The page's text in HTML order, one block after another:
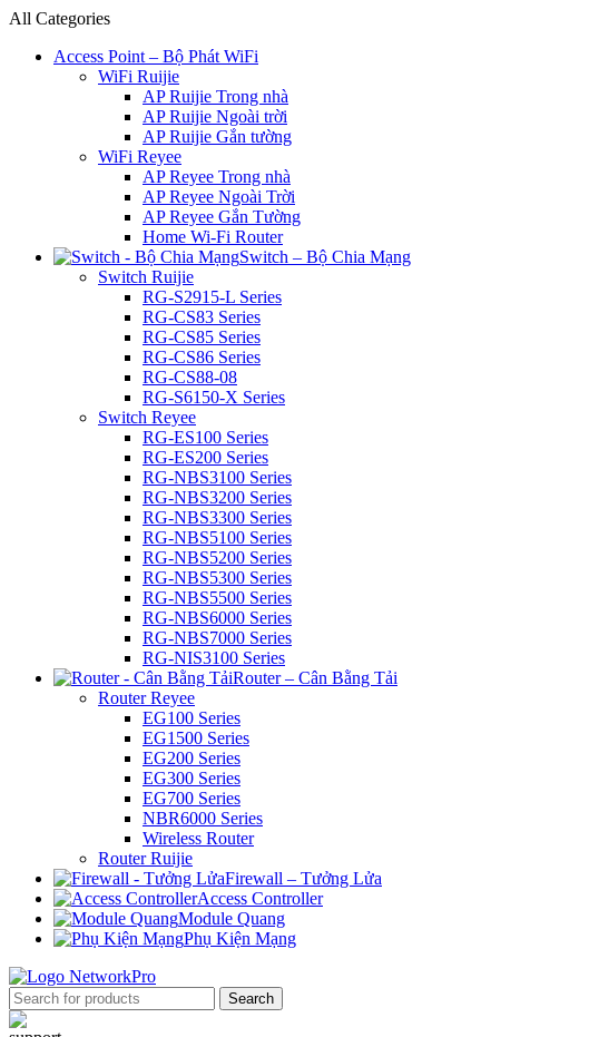
All Categories
Access Point – Bộ Phát WiFi
WiFi Ruijie
AP Ruijie Trong nhà
AP Ruijie Ngoài trời
AP Ruijie Gắn tường
WiFi Reyee
AP Reyee Trong nhà
AP Reyee Ngoài Trời
AP Reyee Gắn Tường
Home Wi-Fi Router
Switch – Bộ Chia Mạng
Switch Ruijie
RG-S2915-L Series
RG-CS83 Series
RG-CS85 Series
RG-CS86 Series
RG-CS88-08
RG-S6150-X Series
Switch Reyee
RG-ES100 Series
RG-ES200 Series
RG-NBS3100 Series
RG-NBS3200 Series
RG-NBS3300 Series
RG-NBS5100 Series
RG-NBS5200 Series
RG-NBS5300 Series
RG-NBS5500 Series
RG-NBS6000 Series
RG-NBS7000 Series
RG-NIS3100 Series
Router – Cân Bằng Tải
Router Reyee
EG100 Series
EG1500 Series
EG200 Series
EG300 Series
EG700 Series
NBR6000 Series
Wireless Router
Router Ruijie
Firewall – Tưởng Lửa
Access Controller
Module Quang
Phụ Kiện Mạng
Search